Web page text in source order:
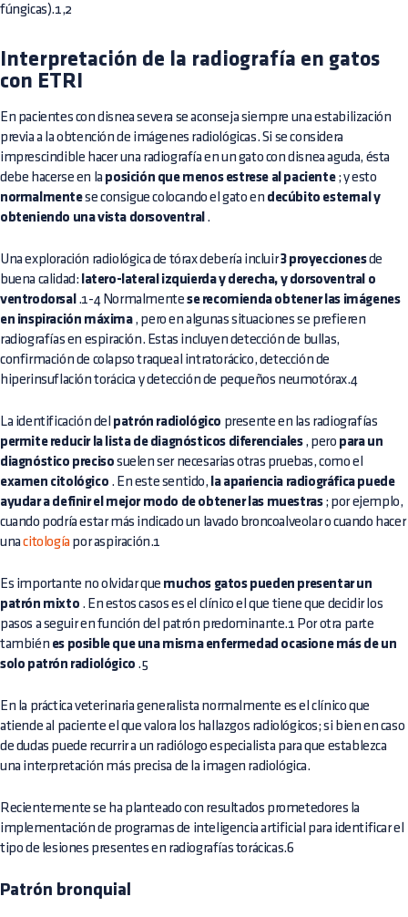
fúngicas).1,2
Interpretación de la radiografía en gatos
con ETRI
En pacientes con disnea severa se aconseja siempre una estabilización
previa a la obtención de imágenes radiológicas. Si se considera
imprescindible hacer una radiografía en un gato con disnea aguda, ésta
debe hacerse en la posición que menos estrese al paciente; y esto
normalmentese consigue colocando el gato en decúbito esternal y
obteniendo una vista dorsoventral .
Una exploración radiológica de tórax debería incluir3 proyeccionesde
buena calidad: latero-lateral izquierda y derecha, y dorsoventral o
ventrodorsal .1-4 Normalmentese recomienda obtener las imágenes
en inspiración máxima, pero en algunas situaciones se prefieren
radiografías en espiración. Estas incluyen detección de bullas,
confirmación de colapso traqueal intratorácico, detección de
hiperinsuflación torácica y detección de pequeños neumotórax.4
La identificación del patrón radiológico presente en las radiografías
permite reducir la lista de diagnósticos diferenciales, pero para un
diagnóstico preciso suelen ser necesarias otras pruebas, como el
examen citológico . En este sentido, la apariencia radiográfica puede
ayudar a definir el mejor modo de obtener las muestras; por ejemplo,
cuando podría estar más indicado un lavado broncoalveolar o cuando hacer
unacitología por aspiración.1
Es importante no olvidar que muchos gatos pueden presentar un
patrón mixto . En estos casos es el clínico el que tiene que decidir los
pasos a seguir en función del patrón predominante.1 Por otra parte
también es posible que una misma enfermedad ocasione más de un
solo patrón radiológico .5
En la práctica veterinaria generalista normalmente es el clínico que
atiende al paciente el que valora los hallazgos radiológicos; si bien en caso
de dudas puede recurrir a un radiólogo especialista para que establezca
una interpretación más precisa de la imagen radiológica.
Recientemente se ha planteado con resultados prometedores la
implementación de programas de inteligencia artificial para identificar el
tipo de lesiones presentes en radiografías torácicas.6
Patrón bronquial